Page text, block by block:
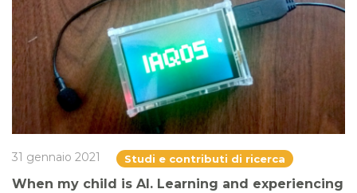
31 gennaio 2021 Studi e contributi di ricerca
When my child is AI. Learning and experiencing